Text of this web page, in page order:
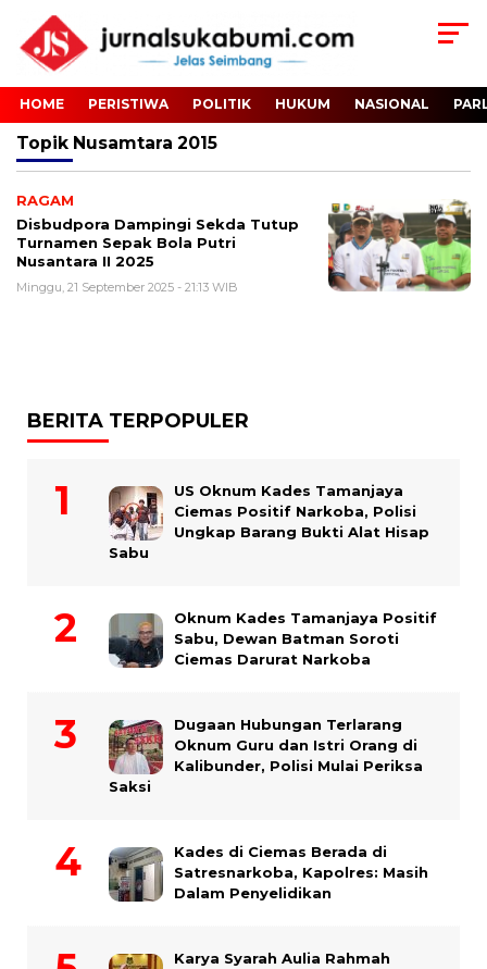
HOME PERISTIWA POLITIK HUKUM NASIONAL
Topik Nusamtara 2015
RAGAM
Disbudpora Dampingi Sekda Tutup
Turnamen Sepak Bola Putri
Nusantara II 2025
Minggu, 21 September 2025 - 21:13 WIB
BERITA TERPOPULER
US Oknum Kades Tamanjaya
Ciemas Positif Narkoba, Polisi
Ungkap Barang Bukti Alat Hisap
Sabu
Oknum Kades Tamanjaya Positif
Sabu, Dewan Batman Soroti
Ciemas Darurat Narkoba
Dugaan Hubungan Terlarang
Oknum Guru dan Istri Orang di
Kalibunder, Polisi Mulai Periksa
Saksi
Kades di Ciemas Berada di
Satresnarkoba, Kapolres: Masih
Dalam Penyelidikan
Karya Syarah Aulia Rahmah